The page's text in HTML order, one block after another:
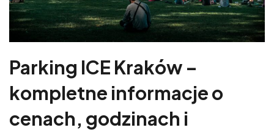
Parking ICE Kraków –
kompletne informacje o
cenach, godzinach i